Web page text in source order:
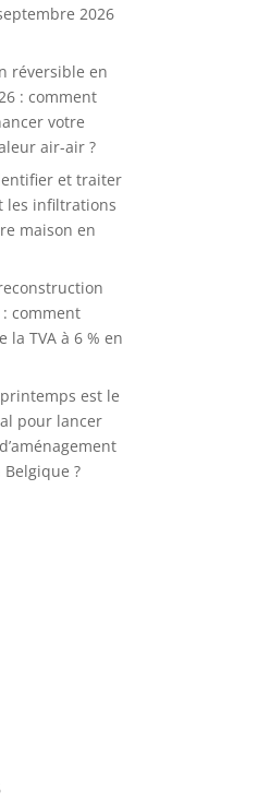
2026
réversible en
: comment
votre
air-air ?
et traiter
les infiltrations
maison en
comment
la TVA à 6 % en
est le
pour lancer
?